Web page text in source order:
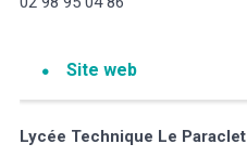
Site web
Lycée Technique Le Paraclet